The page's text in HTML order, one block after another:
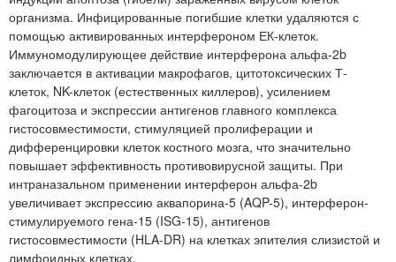
организма. Инфицированные погибшие клетки удаляются с
помощью активированных интерфероном ЕК-клеток.
Иммуномодулирующее действие интерферона альфа-2b
заключается в активации макрофагов, цитотоксических Т-
клеток, NK-клеток (естественных киллеров), усилением
фагоцитоза и экспрессии антигенов главного комплекса
гистосовместимости, стимуляцией пролиферации и
дифференцировки клеток костного мозга, что значительно
повышает эффективность противовирусной защиты. При
интраназальном применении интерферон альфа-2b
увеличивает экспрессию аквапорина-5 (AQP-5), интерферон-
стимулируемого гена-15 (ISG-15), антигенов
гистосовместимости (HLA-DR) на клетках эпителия слизистой и
лимфоидных клетках.